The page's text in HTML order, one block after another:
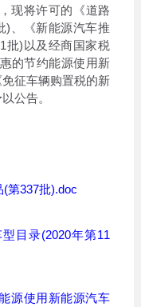
现将许可的《道路
)、《新能源汽车推
批)以及经商国家税
的节约能源使用新
征车辆购置税的新
公告。
第337批).doc
目录(2020年第11
源使用新能源汽车